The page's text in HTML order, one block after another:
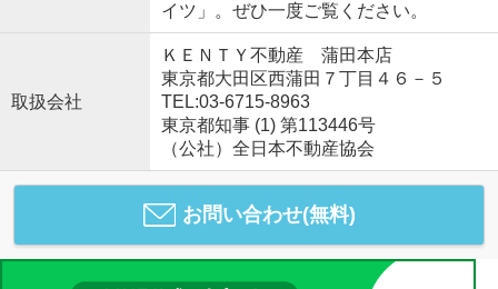
イツ」。ぜひ一度ご覧ください。
取扱会社
ＫＥＮＴＹ不動産 蒲田本店
東京都大田区西蒲田７丁目４６－５
TEL:03-6715-8963
東京都知事 (1) 第113446号
（公社）全日本不動産協会
お問い合わせ(無料)